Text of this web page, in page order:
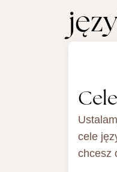
Cele
cele
chcesz